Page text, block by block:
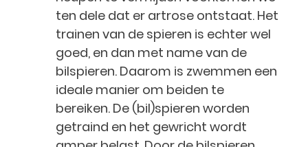
ten dele dat er artrose ontstaat. Het
trainen van de spieren is echter wel
goed, en dan met name van de
bilspieren. Daarom is zwemmen een
ideale manier om beiden te
bereiken. De (bil)spieren worden
getraind en het gewricht wordt